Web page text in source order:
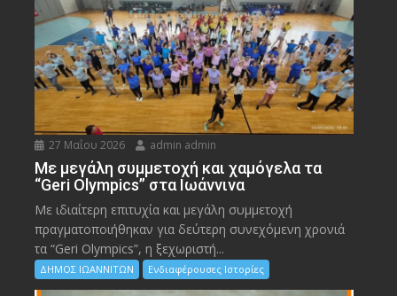
27 Μαΐου 2026 admin admin
Με μεγάλη συμμετοχή και χαμόγελα τα
“Geri Olympics” στα Ιωάννινα
Με ιδιαίτερη επιτυχία και μεγάλη συμμετοχή
πραγματοποιήθηκαν για δεύτερη συνεχόμενη χρονιά
τα “Geri Olympics”, η ξεχωριστή...
ΔΗΜΟΣ ΙΩΑΝΝΙΤΩΝ Ενδιαφέρουσες Ιστορίες